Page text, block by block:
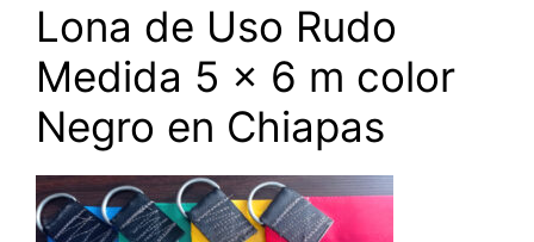
Lona de Uso Rudo
Medida 5 x 6 m color
Negro en Chiapas